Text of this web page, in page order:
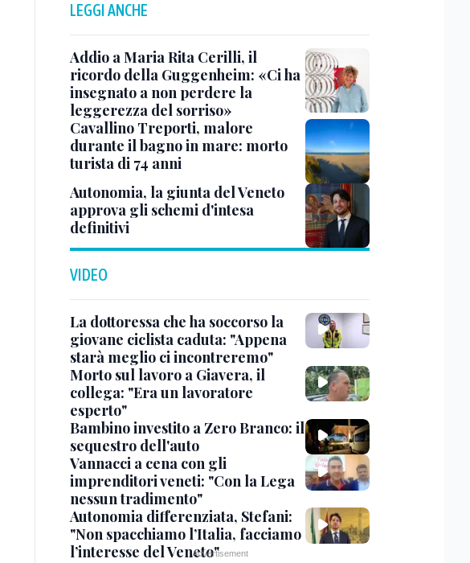
LEGGI ANCHE
Addio a Maria Rita Cerilli, il
ricordo della Guggenheim: «Ci ha
insegnato a non perdere la
leggerezza del sorriso»
Cavallino Treporti, malore
durante il bagno in mare: morto
turista di 74 anni
Autonomia, la giunta del Veneto
approva gli schemi d'intesa
definitivi
VIDEO
La dottoressa che ha soccorso la
giovane ciclista caduta: "Appena
starà meglio ci incontreremo"
Morto sul lavoro a Giavera, il
collega: "Era un lavoratore
esperto"
Bambino investito a Zero Branco: il
sequestro dell'auto
Vannacci a cena con gli
imprenditori veneti: "Con la Lega
nessun tradimento"
Autonomia differenziata, Stefani:
"Non spacchiamo l’Italia, facciamo
l’interesse del Veneto"